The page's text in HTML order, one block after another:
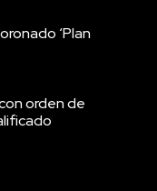
‘Plan
orden de